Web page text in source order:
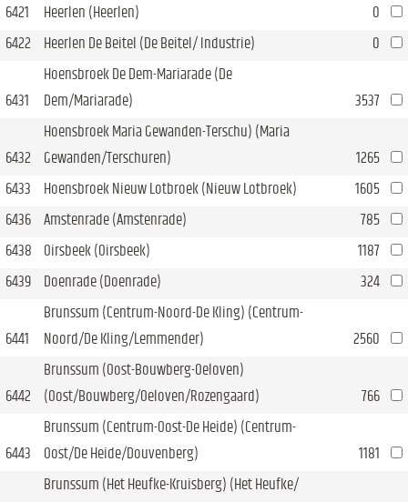
6421 Heerlen (Heerlen)
0
6422
Heerlen De Beitel (De Beitel/ Industrie) 0
6431
Hoensbroek De Dem-Mariarade (De
Dem/Mariarade)
3537
6432
Hoensbroek Maria Gewanden-Terschu) (Maria
Gewanden/Terschuren)
1265
6433
Hoensbroek Nieuw Lotbroek (Nieuw Lotbroek)
1605
6436
Amstenrade (Amstenrade)
785
6438
Oirsbeek (Oirsbeek)
1187
6439
Doenrade (Doenrade) 324
6441
Brunssum (Centrum-Noord-De Kling) (Centrum-
Noord/De Kling/Lemmender)
2560
6442
Brunssum (Oost-Bouwberg-Oeloven)
(Oost/Bouwberg/Oeloven/Rozengaard)
766
6443
Brunssum (Centrum-Oost-De Heide) (Centrum-
Oost/De Heide/Douvenberg)
1181
Brunssum (Het Heufke-Kruisberg) (Het Heufke/